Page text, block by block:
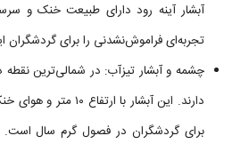
آبشار آینه رود دارای طبیعت خنک و
تجربه‌ای فراموش‌نشدنی را برای گردشگران
چشمه و آبشار تیزآب: در شمالی‌ترین نقطه
دارند. این آبشار با
برای گردشگران در فصول گرم سال